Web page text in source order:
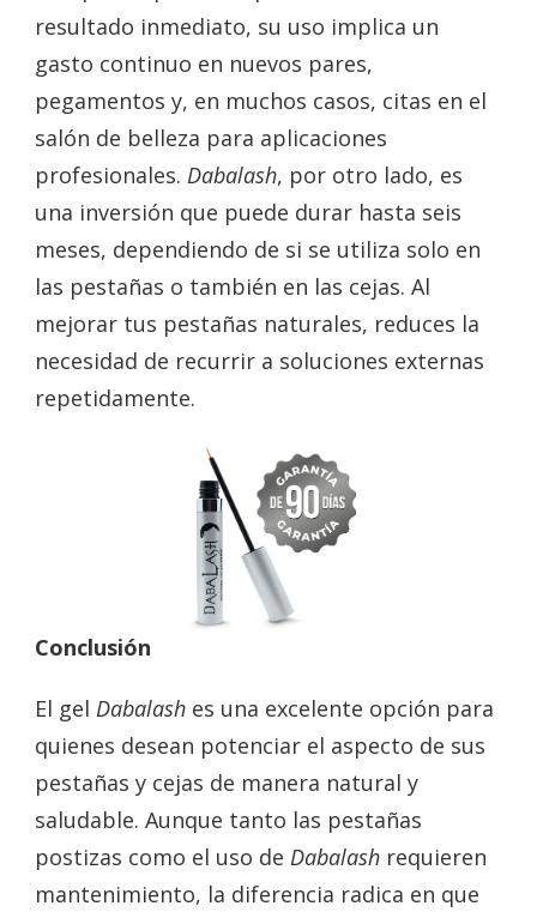
resultado inmediato, su uso implica un
gasto continuo en nuevos pares,
pegamentos y, en muchos casos, citas en el
salón de belleza para aplicaciones
profesionales. Dabalash, por otro lado, es
una inversión que puede durar hasta seis
meses, dependiendo de si se utiliza solo en
las pestañas o también en las cejas. Al
mejorar tus pestañas naturales, reduces la
necesidad de recurrir a soluciones externas
repetidamente.
Conclusión
El gel Dabalash es una excelente opción para
quienes desean potenciar el aspecto de sus
pestañas y cejas de manera natural y
saludable. Aunque tanto las pestañas
postizas como el uso de Dabalash requieren
mantenimiento, la diferencia radica en que